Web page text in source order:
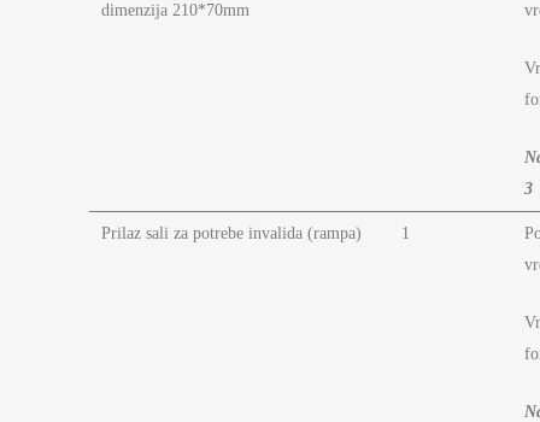
dimenzija 210*70mm
3
Prilaz sali za potrebe invalida (rampa) 1